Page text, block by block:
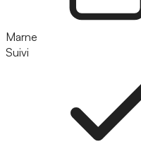
Marne
Suivi